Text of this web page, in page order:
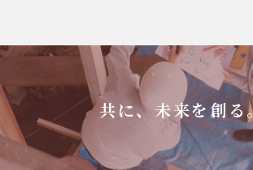
共に、未来を創る